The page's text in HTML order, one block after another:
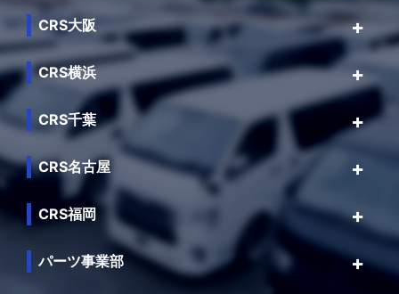
CRS大阪
CRS横浜
CRS千葉
CRS名古屋
CRS福岡
パーツ事業部